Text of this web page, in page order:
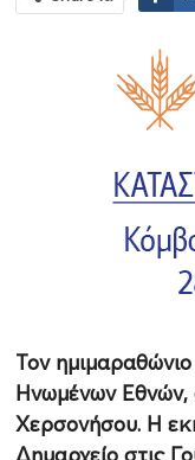
Τον
Ηνωμένων Εθνών,
Χερσονήσου. Η
Δημαρχείο στις